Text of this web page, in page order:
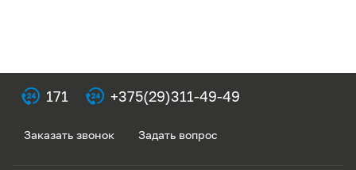
171 +375(29)311-49-49
Заказать звонок Задать вопрос